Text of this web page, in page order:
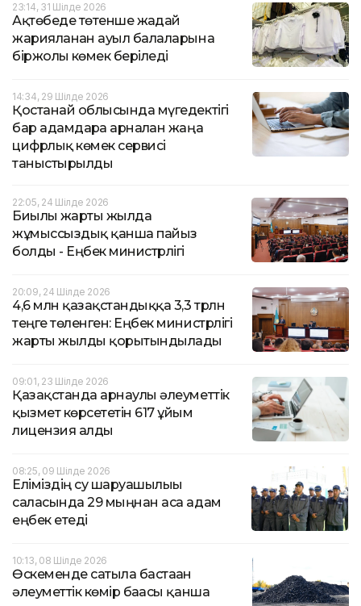
23:14, 31 Шілде 2026
Ақтөбеде төтенше жағдай
жарияланған ауыл балаларына
біржолғы көмек беріледі
14:34, 29 Шілде 2026
Қостанай облысында мүгедектігі
бар адамдарға арналған жаңа
цифрлық көмек сервисі
таныстырылды
22:05, 24 Шілде 2026
Биылғы жарты жылда
жұмыссыздық қанша пайыз
болды - Еңбек министрлігі
20:09, 24 Шілде 2026
4,6 млн қазақстандыққа 3,3 трлн
теңге төленген: Еңбек министрлігі
жарты жылды қорытындылады
09:01, 23 Шілде 2026
Қазақстанда арнаулы әлеуметтік
қызмет көрсететін 617 ұйым
лицензия алды
08:25, 09 Шілде 2026
Еліміздің су шаруашылығы
саласында 29 мыңнан аса адам
еңбек етеді
10:13, 08 Шілде 2026
Өскеменде сатыла бастаған
әлеуметтік көмір бағасы қанша